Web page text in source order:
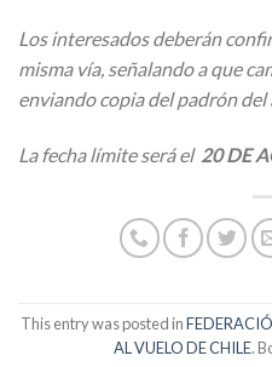
Los interesados deberán
misma vía, señalando a que
enviando copia del padrón
La fecha límite será el 20 DE
This entry was posted in
AL VUELO DE CHILE.